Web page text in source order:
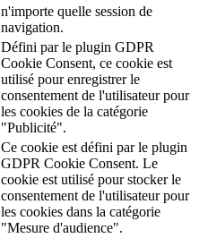
n'importe quelle session de
navigation.
Défini par le plugin GDPR
Cookie Consent, ce cookie est
utilisé pour enregistrer le
consentement de l'utilisateur pour
les cookies de la catégorie
"Publicité".
Ce cookie est défini par le plugin
GDPR Cookie Consent. Le
cookie est utilisé pour stocker le
consentement de l'utilisateur pour
les cookies dans la catégorie
"Mesure d'audience".